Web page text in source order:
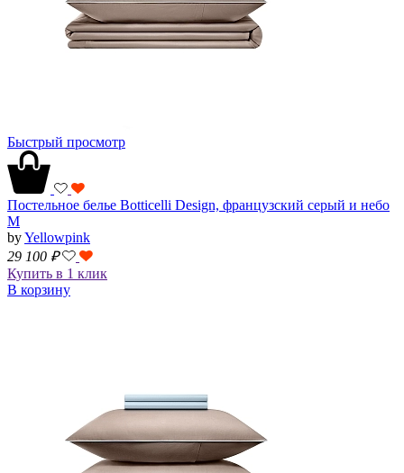
Быстрый просмотр
Постельное белье Botticelli Design, французский серый и небо
M
byYellowpink
29 100 ₽
Купить в 1 клик
В корзину